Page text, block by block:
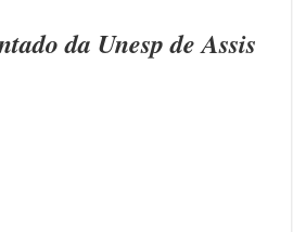
da Unesp de Assis